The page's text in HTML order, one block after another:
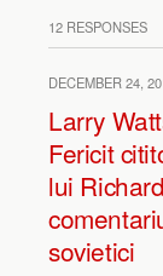
12 RESPONSES
DECEMBER 24,
Larry
Fericit
lui
sovietici